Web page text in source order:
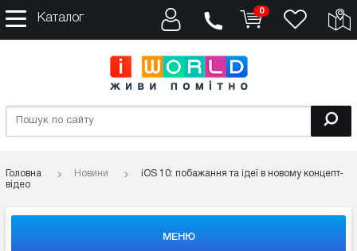
Каталог
0
Головна Новини
iOS 10: побажання та ідеї в новому концепт-
відео
МЕНЮ